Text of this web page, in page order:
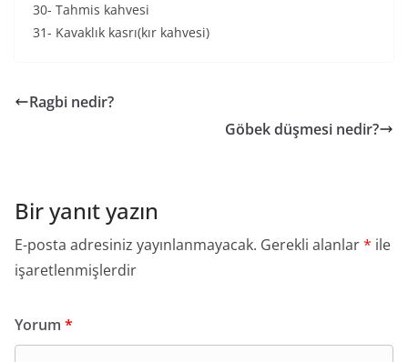
30- Tahmis kahvesi
31- Kavaklık kasrı(kır kahvesi)
Ragbi nedir?
Göbek düşmesi nedir?
Bir yanıt yazın
E-posta adresiniz yayınlanmayacak. Gerekli alanlar* ile
işaretlenmişlerdir
Yorum *